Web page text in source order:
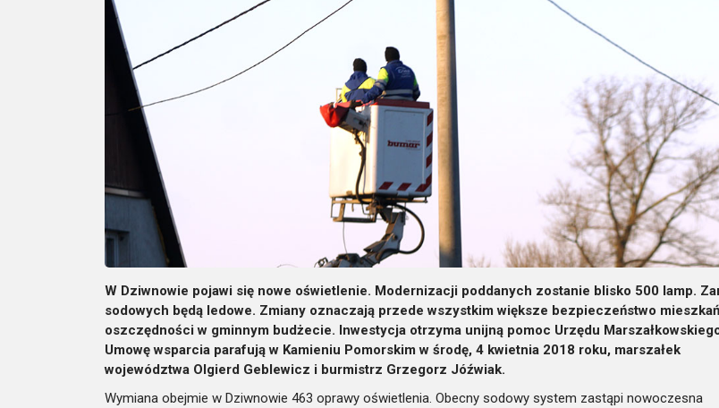
W Dziwnowie pojawi się nowe oświetlenie. Modernizacji poddanych zostanie blisko 500 lamp.
sodowych będą ledowe. Zmiany oznaczają przede wszystkim większe bezpieczeństwo
oszczędności w gminnym budżecie. Inwestycja otrzyma unijną pomoc Urzędu
Umowę wsparcia parafują w Kamieniu Pomorskim w środę, 4 kwietnia 2018 roku, marszałek
województwa Olgierd Geblewicz i burmistrz Grzegorz Jóźwiak.
Wymiana obejmie w Dziwnowie 463 oprawy oświetlenia. Obecny sodowy system zastąpi nowoczesna